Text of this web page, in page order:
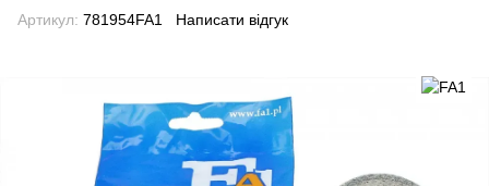
Артикул: 781954FA1 Написати відгук